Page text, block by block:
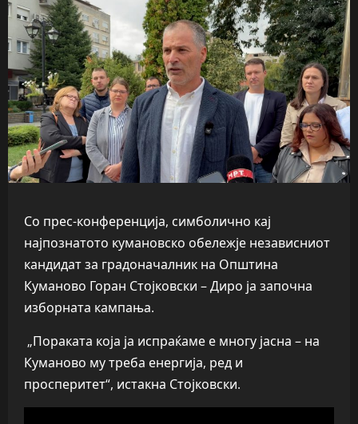
Со прес-конференција, симболично кај
најпознатото кумановско обележје независниот
кандидат за градоначалник на Општина
Куманово Горан Стојковски – Диро ја започна
изборната кампања.
„Пораката која ја испраќаме е многу јасна – на
Куманово му треба енергија, ред и
просперитет“, истакна Стојковски.